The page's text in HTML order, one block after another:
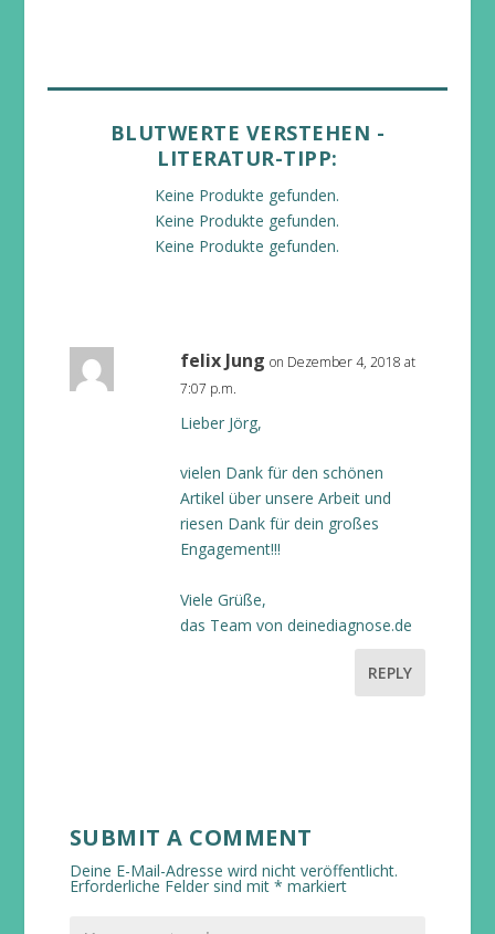
BLUTWERTE VERSTEHEN -
LITERATUR-TIPP:
Keine Produkte gefunden.
Keine Produkte gefunden.
Keine Produkte gefunden.
felix Jung on Dezember 4, 2018 at
7:07 p.m.
Lieber Jörg,
vielen Dank für den schönen
Artikel über unsere Arbeit und
riesen Dank für dein großes
Engagement!!!
Viele Grüße,
das Team von deinediagnose.de
REPLY
SUBMIT A COMMENT
Deine E-Mail-Adresse wird nicht veröffentlicht.
Erforderliche Felder sind mit * markiert